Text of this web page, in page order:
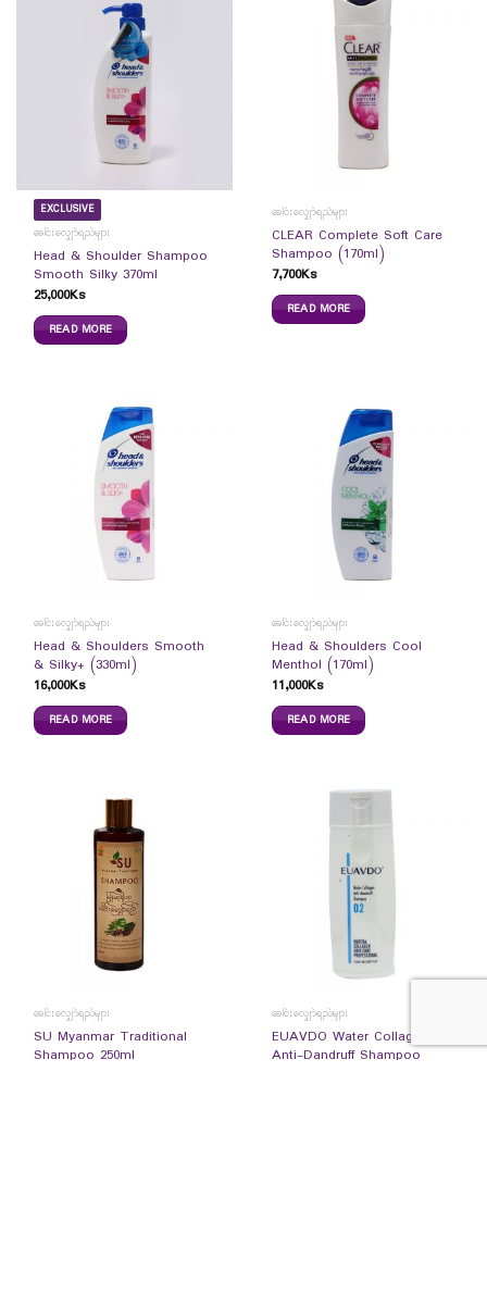
EXCLUSIVE
ခေါင်းလျှော်ရည်များ
Head & Shoulder Shampoo
Smooth Silky 370ml
25,000Ks
READ MORE
ခေါင်းလျှော်ရည်များ
CLEAR Complete Soft Care
Shampoo (170ml)
7,700Ks
READ MORE
ခေါင်းလျှော်ရည်များ
Head & Shoulders Smooth
& Silky+ (330ml)
16,000Ks
READ MORE
ခေါင်းလျှော်ရည်များ
Head & Shoulders Cool
Menthol (170ml)
11,000Ks
READ MORE
ခေါင်းလျှော်ရည်များ
SU Myanmar Traditional
Shampoo 250ml
ခေါင်းလျှော်ရည်များ
EUAVDO Water Collagen Oil
Anti-Dandruff Shampoo